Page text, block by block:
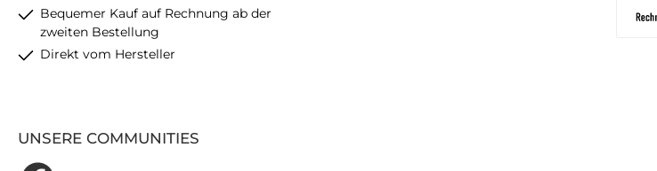
Bequemer Kauf auf Rechnung ab der
zweiten Bestellung
Direkt vom Hersteller
UNSERE COMMUNITIES